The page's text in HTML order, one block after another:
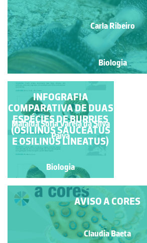
Carla Ribeiro
Biologia
LESMA
Carla Ribeiro
Biologia
AVISO A CORES
Claudia Baeta
INFOGRAFIA
COMPARATIVA DE DUAS
ESPÉCIES DE BURRIES
(OSILINUS SAUCEATUS
E OSILINUS LINEATUS)
Mafalda Sofia Varela da Silva
Paiva
Biologia